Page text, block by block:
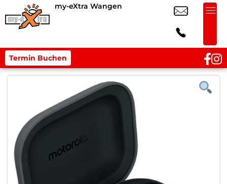
my-eXtra Wangen
Termin Buchen